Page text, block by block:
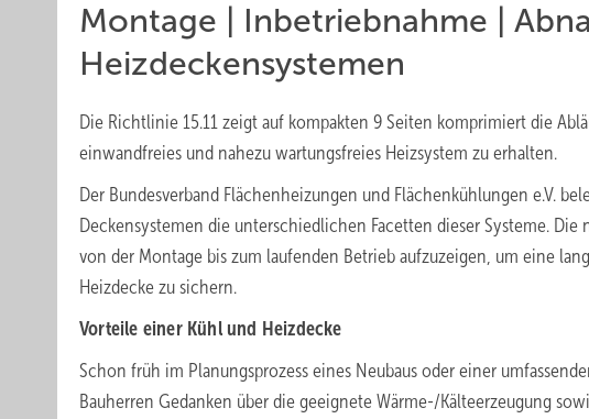
Montage | Inbetriebnahme |
Heizdeckensystemen
Die Richtlinie 15.11 zeigt auf kompakten 9 Seiten komprimiert die
einwandfreies und nahezu wartungsfreies Heizsystem zu erhalten.
Der Bundesverband Flächenheizungen und Flächenkühlungen e.V.
Deckensystemen die unterschiedlichen Facetten dieser Systeme.
von der Montage bis zum laufenden Betrieb aufzuzeigen, um eine
Heizdecke zu sichern.
Vorteile einer Kühl und Heizdecke
Schon früh im Planungsprozess eines Neubaus oder einer
Bauherren Gedanken über die geeignete Wärme-/Kälteerzeugung